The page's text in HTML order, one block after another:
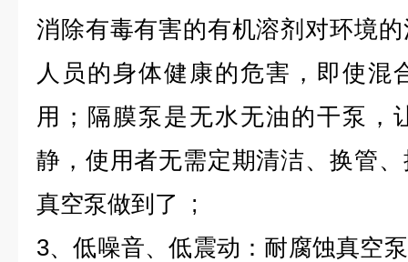
消除有毒有害的有机溶剂对环境
人员的身体健康的危害，即使混
用；隔膜泵是无水无油的干泵，
静，使用者无需定期清洁、换管
真空泵做到了 ;
3、低噪音、低震动：耐腐蚀真空